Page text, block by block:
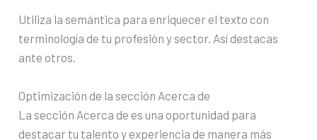
Utiliza la semántica para enriquecer el texto con
terminología de tu profesión y sector. Así destacas
ante otros.
Optimización de la sección Acerca de
La sección Acerca de es una oportunidad para
destacar tu talento y experiencia de manera más